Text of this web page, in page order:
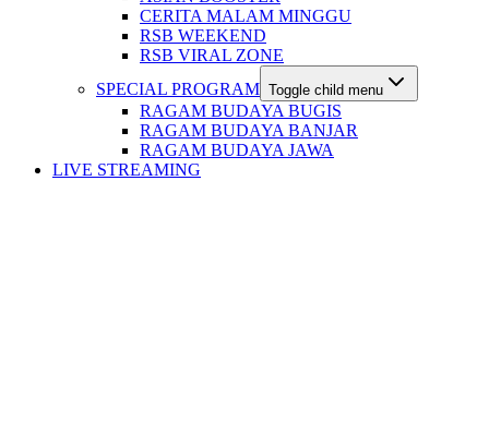
CERITA MALAM MINGGU
RSB WEEKEND
RSB VIRAL ZONE
SPECIAL PROGRAM Toggle child menu
RAGAM BUDAYA BUGIS
RAGAM BUDAYA BANJAR
RAGAM BUDAYA JAWA
LIVE STREAMING